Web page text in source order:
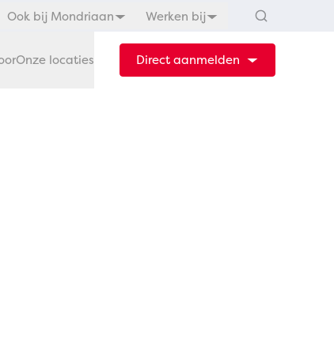
Ook bij Mondriaan Werken bij
Onze locaties Direct aanmelden